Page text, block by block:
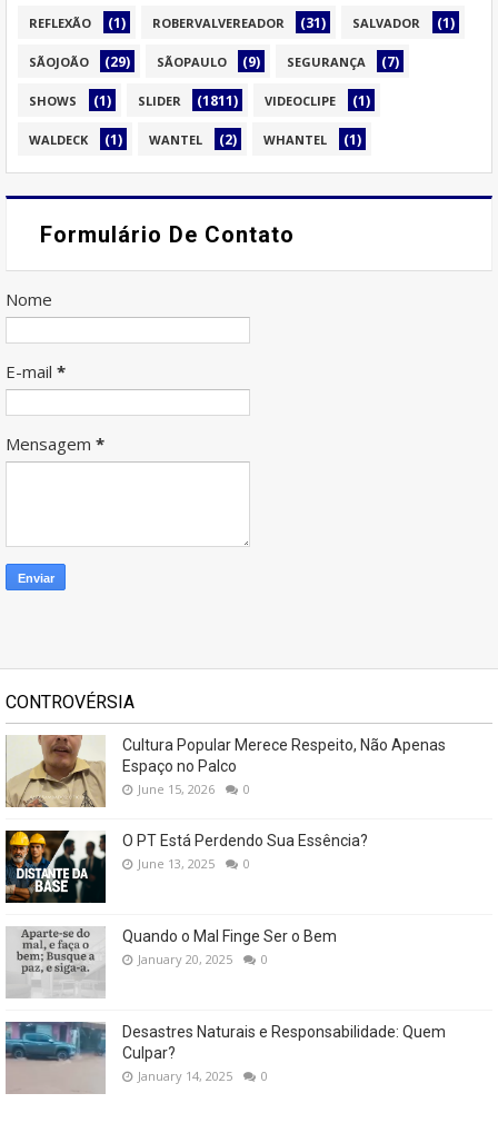
REFLEXÃO (1) ROBERVALVEREADOR (31) SALVADOR (1)
SÃOJOÃO (29) SÃOPAULO (9) SEGURANÇA (7)
SHOWS (1) SLIDER (1811) VIDEOCLIPE (1)
WALDECK (1) WANTEL (2) WHANTEL (1)
Formulário De Contato
Nome
E-mail *
Mensagem *
CONTROVÉRSIA
Cultura Popular Merece Respeito, Não Apenas
Espaço no Palco
June 15, 2026 0
O PT Está Perdendo Sua Essência?
June 13, 2025 0
Quando o Mal Finge Ser o Bem
January 20, 2025 0
Desastres Naturais e Responsabilidade: Quem
Culpar?
January 14, 2025 0